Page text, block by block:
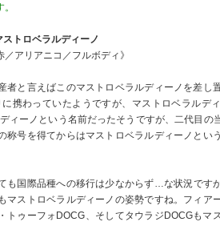
トロベラルディーノ
／アリアニコ／フルボディ》
者と言えばこのマストロベラルディーノを差し
携わっていたようですが、マストロベラルデ
ィーノという名前だったそうですが、二代目の
称号を得てからはマストロベラルディーノとい
も国際品種への移行は少なからず…な状況です
マストロベラルディーノの姿勢ですね。フィア
トゥーフォDOCG、そしてタウラジDOCGもマ